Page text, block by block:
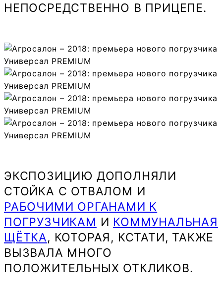
НЕПОСРЕДСТВЕННО В ПРИЦЕПЕ.
ЭКСПОЗИЦИЮ ДОПОЛНЯЛИ
СТОЙКА С ОТВАЛОМ И
РАБОЧИМИ ОРГАНАМИ К
ПОГРУЗЧИКАМ И КОММУНАЛЬНАЯ
ЩЁТКА, КОТОРАЯ, КСТАТИ, ТАКЖЕ
ВЫЗВАЛА МНОГО
ПОЛОЖИТЕЛЬНЫХ ОТКЛИКОВ.